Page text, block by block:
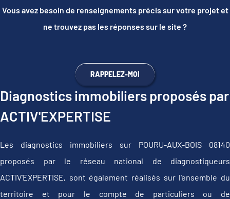
Vous avez besoin de renseignements précis sur votre projet et
ne trouvez pas les réponses sur le site ?
RAPPELEZ-MOI
Diagnostics immobiliers proposés par
ACTIV'EXPERTISE
Les diagnostics immobiliers sur POURU-AUX-BOIS 08140
proposés par le réseau national de diagnostiqueurs
ACTIV'EXPERTISE, sont également réalisés sur l'ensemble du
territoire et pour le compte de particuliers ou de